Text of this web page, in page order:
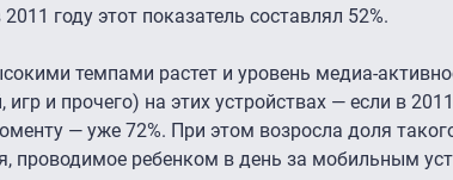
году этот показатель составлял 52%.
темпами растет и уровень медиа-
игр и прочего) на этих устройствах — если в
— уже 72%. При этом возросла доля
проводимое ребенком в день за мобильным